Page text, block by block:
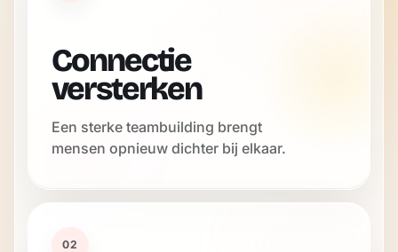
Connectie
versterken
Een sterke teambuilding brengt
mensen opnieuw dichter bij elkaar.
02